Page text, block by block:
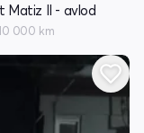
Matiz II - avlod
000 km